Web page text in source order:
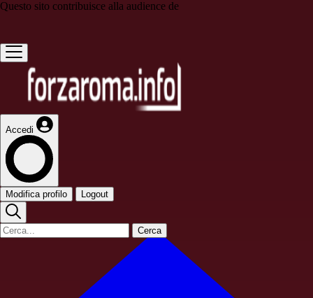
Questo sito contribuisce alla audience de
Accedi
Modifica profilo Logout
Cerca